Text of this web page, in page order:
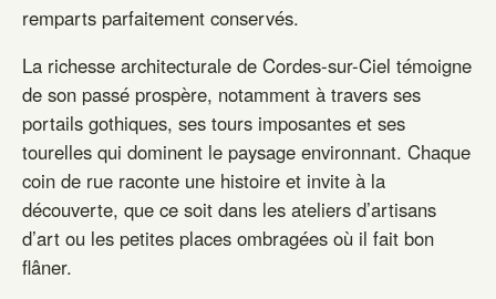
remparts parfaitement conservés.
La richesse architecturale de Cordes-sur-Ciel témoigne
de son passé prospère, notamment à travers ses
portails gothiques, ses tours imposantes et ses
tourelles qui dominent le paysage environnant. Chaque
coin de rue raconte une histoire et invite à la
découverte, que ce soit dans les ateliers d’artisans
d’art ou les petites places ombragées où il fait bon
flâner.